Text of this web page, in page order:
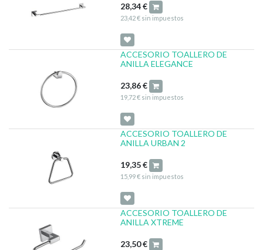
28,34€
23,42€ sin impuestos
ACCESORIO TOALLERO DE
ANILLA ELEGANCE
23,86€
19,72€ sin impuestos
ACCESORIO TOALLERO DE
ANILLA URBAN 2
19,35€
15,99€ sin impuestos
ACCESORIO TOALLERO DE
ANILLA XTREME
23,50€